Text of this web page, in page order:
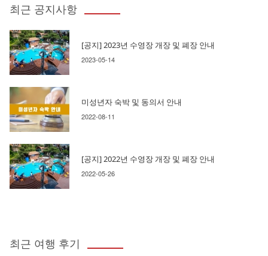
최근 공지사항
[공지] 2023년 수영장 개장 및 폐장 안내
2023-05-14
미성년자 숙박 및 동의서 안내
2022-08-11
[공지] 2022년 수영장 개장 및 폐장 안내
2022-05-26
최근 여행 후기